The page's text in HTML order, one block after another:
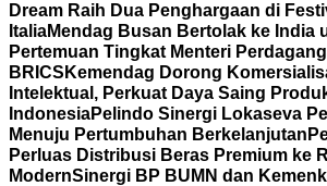
Dream Raih Dua Penghargaan di
ItaliaMendag Busan Bertolak ke India
Pertemuan Tingkat Menteri
BRICS Kemendag Dorong
Intelektual, Perkuat Daya Saing
IndonesiaPelindo Sinergi Lokaseva
Menuju Pertumbuhan Berkelanjutan
Perluas Distribusi Beras Premium ke
ModernSinergi BP BUMN dan